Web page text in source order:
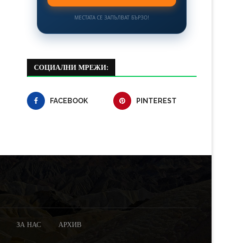
МЕСТАТА СЕ ЗАПЪЛВАТ БЪРЗО!
СОЦИАЛНИ МРЕЖИ:
FACEBOOK PINTEREST
ЗА НАС АРХИВ